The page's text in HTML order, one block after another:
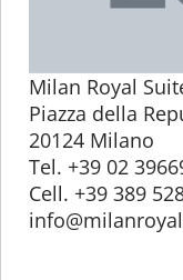
Milan Royal
Piazza della
20124 Milano
Tel. +39 02
Cell. +39 389